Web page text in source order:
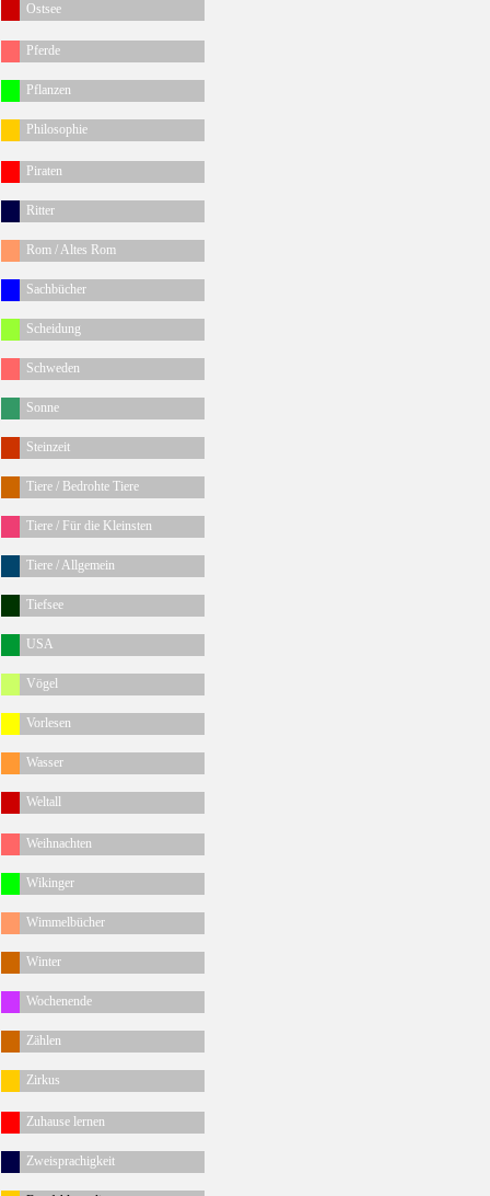
Ostsee
Pferde
Pflanzen
Philosophie
Piraten
Ritter
Rom / Altes Rom
Sachbücher
Scheidung
Schweden
Sonne
Steinzeit
Tiere / Bedrohte Tiere
Tiere / Für die Kleinsten
Tiere / Allgemein
Tiefsee
USA
Vögel
Vorlesen
Wasser
Weltall
Weihnachten
Wikinger
Wimmelbücher
Winter
Wochenende
Zählen
Zirkus
Zuhause lernen
Zweisprachigkeit